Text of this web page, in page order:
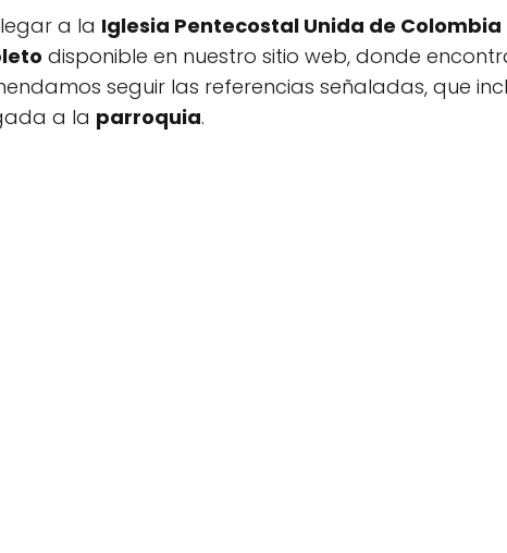
a la Iglesia Pentecostal Unida de Colombia
disponible en nuestro sitio web, donde
seguir las referencias señaladas, que
a la parroquia.